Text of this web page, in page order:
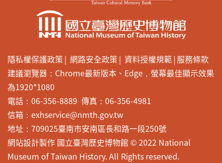
隱私權保護政策 網路安全政策 資料授權規範 服務條款
建議瀏覽器：Chrome最新版本、Edge，螢幕最佳顯示效果
為1920*1080
電話：06-356-8889 傳真：06-356-4981
信箱：exhservice@nmth.gov.tw
地址：709025臺南市安南區長和路一段250號
網站設計製作 國立臺灣歷史博物館 © 2022 National
Museum of Taiwan History. All Rights reserved.